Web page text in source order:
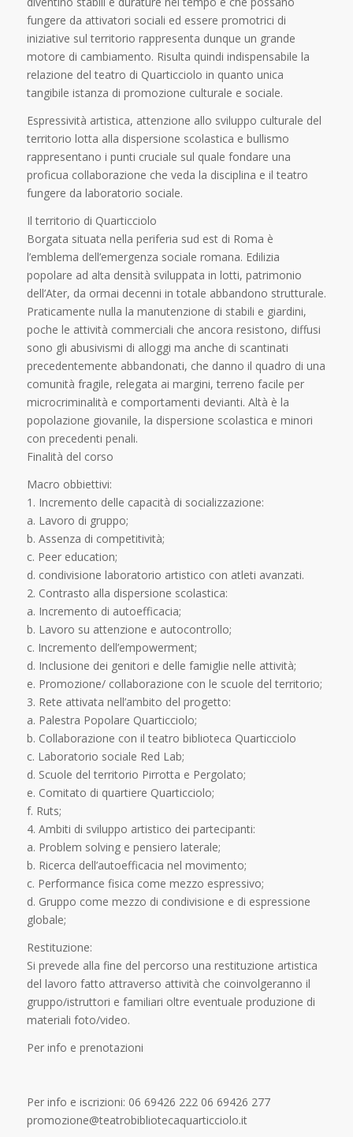
fungere da attivatori sociali ed essere promotrici di
iniziative sul territorio rappresenta dunque un grande
motore di cambiamento. Risulta quindi indispensabile la
relazione del teatro di Quarticciolo in quanto unica
tangibile istanza di promozione culturale e sociale.
Espressività artistica, attenzione allo sviluppo culturale del
territorio lotta alla dispersione scolastica e bullismo
rappresentano i punti cruciale sul quale fondare una
proficua collaborazione che veda la disciplina e il teatro
fungere da laboratorio sociale.
Il territorio di Quarticciolo
Borgata situata nella periferia sud est di Roma è
l’emblema dell’emergenza sociale romana. Edilizia
popolare ad alta densità sviluppata in lotti, patrimonio
dell’Ater, da ormai decenni in totale abbandono strutturale.
Praticamente nulla la manutenzione di stabili e giardini,
poche le attività commerciali che ancora resistono, diffusi
sono gli abusivismi di alloggi ma anche di scantinati
precedentemente abbandonati, che danno il quadro di una
comunità fragile, relegata ai margini, terreno facile per
microcriminalità e comportamenti devianti. Altà è la
popolazione giovanile, la dispersione scolastica e minori
con precedenti penali.
Finalità del corso
Macro obbiettivi:
1. Incremento delle capacità di socializzazione:
a. Lavoro di gruppo;
b. Assenza di competitività;
c. Peer education;
d. condivisione laboratorio artistico con atleti avanzati.
2. Contrasto alla dispersione scolastica:
a. Incremento di autoefficacia;
b. Lavoro su attenzione e autocontrollo;
c. Incremento dell’empowerment;
d. Inclusione dei genitori e delle famiglie nelle attività;
e. Promozione/ collaborazione con le scuole del territorio;
3. Rete attivata nell’ambito del progetto:
a. Palestra Popolare Quarticciolo;
b. Collaborazione con il teatro biblioteca Quarticciolo
c. Laboratorio sociale Red Lab;
d. Scuole del territorio Pirrotta e Pergolato;
e. Comitato di quartiere Quarticciolo;
f. Ruts;
4. Ambiti di sviluppo artistico dei partecipanti:
a. Problem solving e pensiero laterale;
b. Ricerca dell’autoefficacia nel movimento;
c. Performance fisica come mezzo espressivo;
d. Gruppo come mezzo di condivisione e di espressione
globale;
Restituzione:
Si prevede alla fine del percorso una restituzione artistica
del lavoro fatto attraverso attività che coinvolgeranno il
gruppo/istruttori e familiari oltre eventuale produzione di
materiali foto/video.
Per info e prenotazioni
Per info e iscrizioni: 06 69426 222‬ 06 69426 277‬
promozione@teatrobibliotecaquarticciolo.it